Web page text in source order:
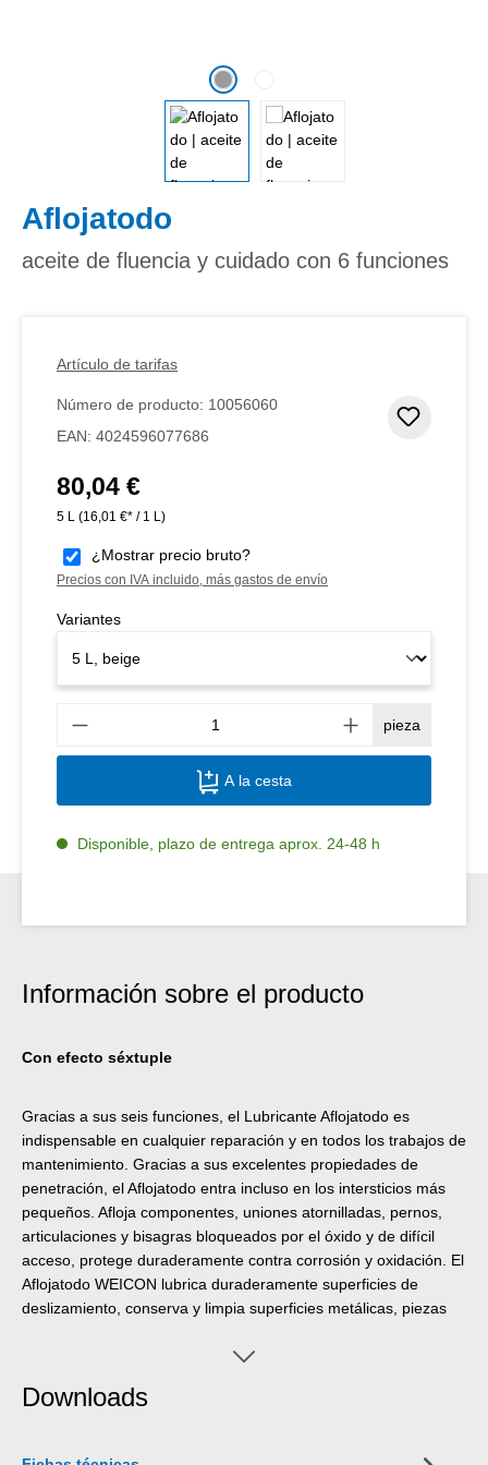
Aflojatodo
aceite de fluencia y cuidado con 6 funciones
Artículo de tarifas
Número de producto: 10056060
EAN: 4024596077686
Precio normal:
80,04 €
5 L (16,01 €* / 1 L)
¿Mostrar precio bruto?
Precios con IVA incluido, más gastos de envío
Variantes
pieza
A la cesta
Disponible, plazo de entrega aprox. 24-48 h
Información sobre el producto
Con efecto séxtuple
Gracias a sus seis funciones, el Lubricante Aflojatodo es
indispensable en cualquier reparación y en todos los trabajos de
mantenimiento. Gracias a sus excelentes propiedades de
penetración, el Aflojatodo entra incluso en los intersticios más
pequeños. Afloja componentes, uniones atornilladas, pernos,
articulaciones y bisagras bloqueados por el óxido y de difícil
acceso, protege duraderamente contra corrosión y oxidación. El
Aflojatodo WEICON lubrica duraderamente superficies de
deslizamiento, conserva y limpia superficies metálicas, piezas
Downloads